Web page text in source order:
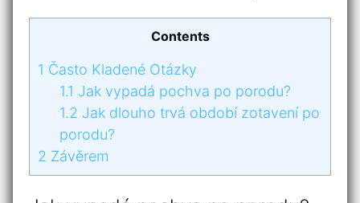
Contents
1 Často Kladené Otázky
1.1 Jak vypadá pochva po porodu?
1.2 Jak dlouho trvá období zotavení po
porodu?
2 Závěrem